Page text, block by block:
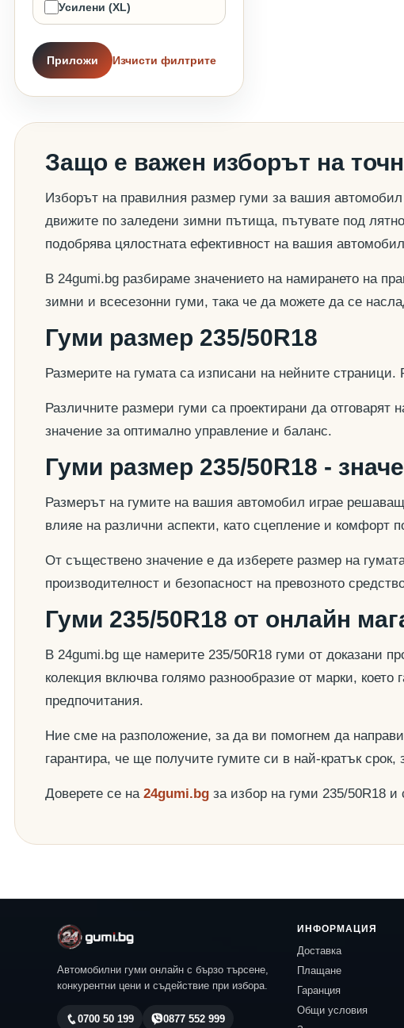
Усилени (XL)
Приложи Изчисти филтрите
Защо е важен изборът на
Изборът на правилния размер гуми за вашия
движите по заледени зимни пътища, пътувате под
подобрява цялостната ефективност на вашия
В 24gumi.bg разбираме значението на намирането на
зимни и всесезонни гуми, така че да можете да се
Гуми размер 235/50R18
Размерите на гумата са изписани на нейните
Различните размери гуми са проектирани да
значение за оптимално управление и баланс.
Гуми размер 235/50R18 -
Размерът на гумите на вашия автомобил играе
влияе на различни аспекти, като сцепление и комфорт
От съществено значение е да изберете размер на
производителност и безопасност на превозното
Гуми 235/50R18 от онлайн
В 24gumi.bg ще намерите 235/50R18 гуми от доказани
колекция включва голямо разнообразие от марки,
предпочитания.
Ние сме на разположение, за да ви помогнем да
гарантира, че ще получите гумите си в най-кратък
Доверете се на 24gumi.bg за избор на гуми 235/50R18
Автомобилни гуми онлайн с бързо търсене,
конкурентни цени и съдействие при избора.
0700 50 199 0877 552 999
ИНФОРМАЦИЯ
Доставка
Плащане
Гаранция
Общи условия